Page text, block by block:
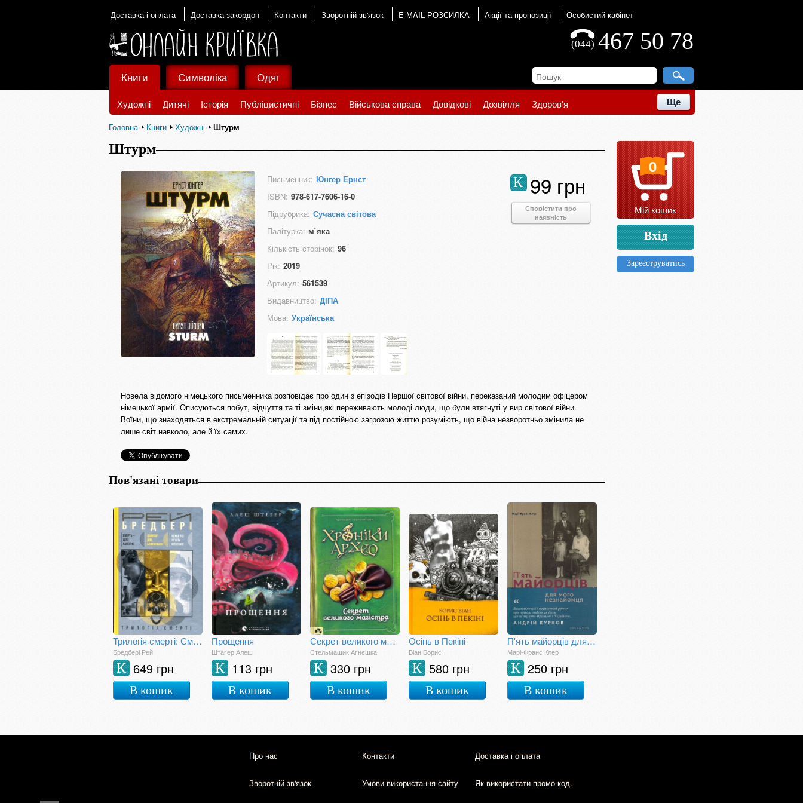
Доставка і оплата Доставка закордон Контакти Зворотній зв'язок E-MAIL РОЗСИЛКА Акції та пропозиції Особистий кабінет
467 50 78
(044)
Книги
Художні Дитячі Історія Публіцистичні Бізнес Військова справа Довідкові Дозвілля Здоров'я Ще
Символіка Одяг
Головна Книги Художні Штурм
Штурм
Письменник: Юнгер Ернст
ISBN: 978-617-7606-16-0
Підрубрика: Сучасна світова
Палітурка: м`яка
Кількість сторінок: 96
Рік: 2019
Артикул: 561539
Видавництво: ДІПА
Мова: Українська
99 грн
К
Сповістити про
наявність
Новела відомого німецького письменника розповідає про один з епізодів Першої світової війни, переказаний молодим офіцером
німецької армії. Описуються побут, відчуття та ті зміни,які переживають молоді люди, що були втягнуті у вир світової війни.
Воїни, що знаходяться в екстремальній ситуації та під постійною загрозою життю розуміють, що війна незворотньо змінила не
лише світ навколо, але й їх самих.
Пов'язані товари
Трилогія смерті: Смерть - діло самотнє. Цвинтар для божевільних. Нехай усі уб'ють Констанс
Бредбері Рей
649 грн
К
В кошик
Прощення
Штаґер Алеш
113 грн
К
В кошик
Секрет великого магістра. Книга 3. Хроніки Архео
Стельмашик Аґнєшка
330 грн
К
В кошик
Осінь в Пекіні
Віан Борис
580 грн
К
В кошик
П'ять майорців для мого незнайомця
Марі-Франс Клер
250 грн
К
В кошик
0
Мій кошик
Вхід
Зареєструватись
Про нас Контакти Доставка і оплата
Зворотній зв'язок Умови використання сайту Як використати промо-код.